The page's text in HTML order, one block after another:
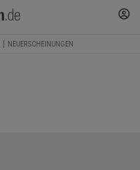
NEUERSCHEINUNGEN